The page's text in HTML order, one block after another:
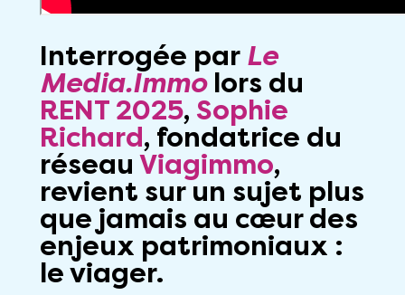
Interrogée par Le
Media.Immo lors du
RENT 2025, Sophie
Richard, fondatrice du
réseau Viagimmo,
revient sur un sujet plus
que jamais au cœur des
enjeux patrimoniaux :
leviager.